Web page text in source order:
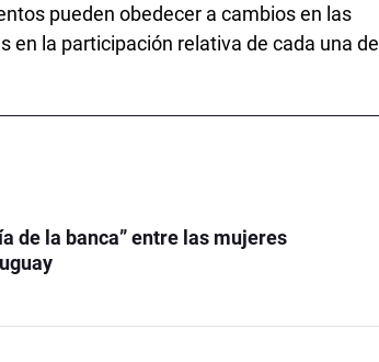
pueden obedecer a cambios en las
en la participación relativa de cada una de
de la banca” entre las mujeres